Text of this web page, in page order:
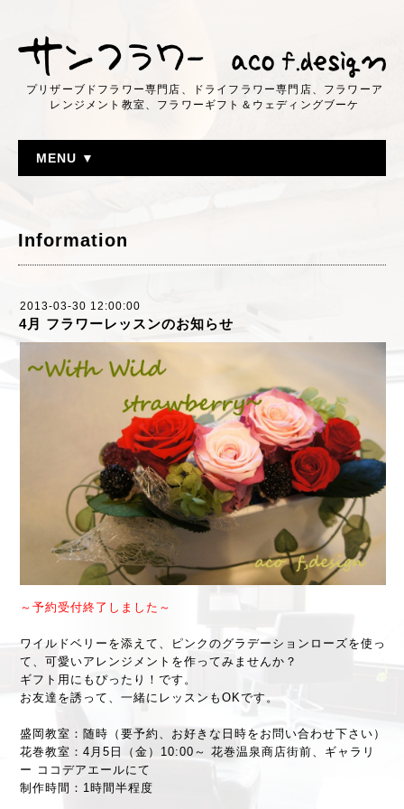
プリザーブドフラワー専門店、ドライフラワー専門店、フラワーア
レンジメント教室、フラワーギフト＆ウェディングブーケ
MENU ▼
Information
2013-03-30 12:00:00
4月 フラワーレッスンのお知らせ
～予約受付終了しました～
ワイルドベリーを添えて、ピンクのグラデーションローズを使っ
て、可愛いアレンジメントを作ってみませんか？
ギフト用にもぴったり！です。
お友達を誘って、一緒にレッスンもOKです。
盛岡教室：随時（要予約、お好きな日時をお問い合わせ下さい）
花巻教室：4月5日（金）10:00～ 花巻温泉商店街前、ギャラリ
ー ココデアエールにて
制作時間：1時間半程度